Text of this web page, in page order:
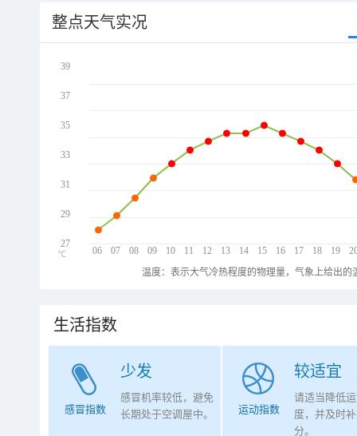
整点天气实况
06 07 08 09 10 11 12 13 14 15 16 17 18 19
39
37
35
33
31
29
27
℃
温度：表示大气冷热程度的物理量，气象上给出
生活指数
少发
感冒指数
感冒机率较低，避免
长期处于空调屋中。
较适宜
运动指数
请适当降低
度，并及时
分。